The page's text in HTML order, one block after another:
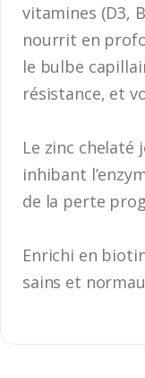
vitamines (D3,
nourrit en
le bulbe
résistance, et
Le zinc chelaté
inhibant
de la perte
Enrichi en
sains et